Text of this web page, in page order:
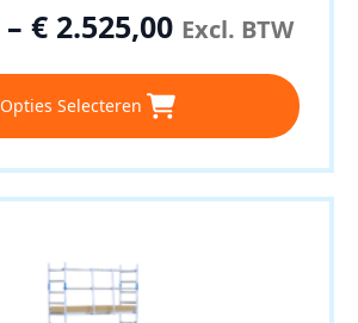
– € 2.525,00 Excl. BTW
Opties Selecteren